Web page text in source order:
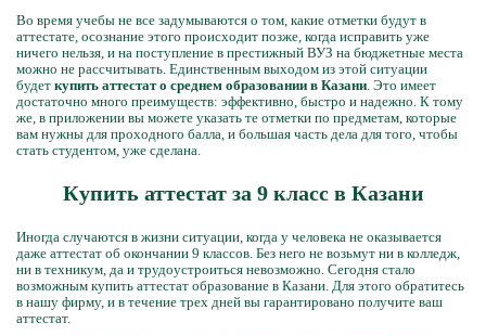
Во время учебы не все задумываются о том, какие отметки будут в
аттестате, осознание этого происходит позже, когда исправить уже
ничего нельзя, и на поступление в престижный ВУЗ на бюджетные места
можно не рассчитывать. Единственным выходом из этой ситуации
будет купить аттестат о среднем образовании в Казани. Это имеет
достаточно много преимуществ: эффективно, быстро и надежно. К тому
же, в приложении вы можете указать те отметки по предметам, которые
вам нужны для проходного балла, и большая часть дела для того, чтобы
стать студентом, уже сделана.
Купить аттестат за 9 класс в Казани
Иногда случаются в жизни ситуации, когда у человека не оказывается
даже аттестат об окончании 9 классов. Без него не возьмут ни в колледж,
ни в техникум, да и трудоустроиться невозможно. Сегодня стало
возможным купить аттестат образование в Казани. Для этого обратитесь
в нашу фирму, и в течение трех дней вы гарантировано получите ваш
аттестат.